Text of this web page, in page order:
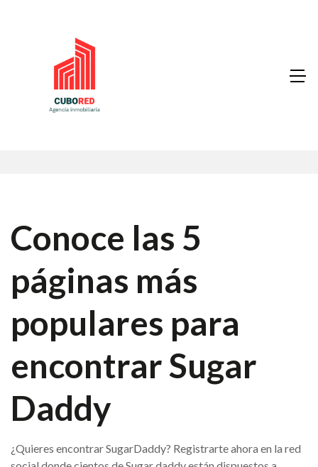
Conoce las 5
páginas más
populares para
encontrar Sugar
Daddy
¿Quieres encontrar SugarDaddy? Registrarte ahora en la red